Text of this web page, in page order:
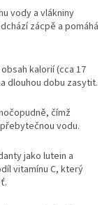
vody a vlákniny
zácpě a pomáhá
kalorií (cca 17
dlouhou dobu zasytit.
čímž
vodu.
jako lutein a
vitamínu C, který